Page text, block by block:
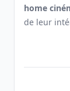
home
de leur